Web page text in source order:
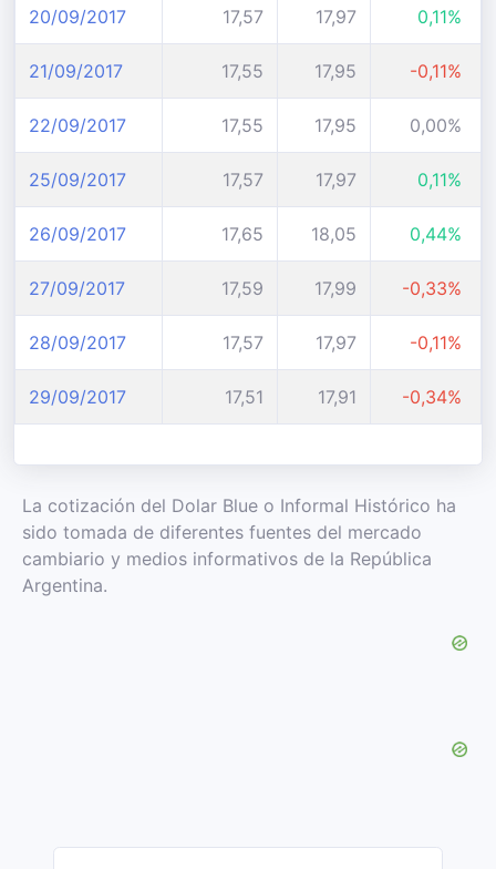
20/09/2017 17,57 17,97 0,11%
21/09/2017 17,55 17,95 -0,11%
22/09/2017 17,55 17,95 0,00%
25/09/2017 17,57 17,97 0,11%
26/09/2017 17,65 18,05 0,44%
27/09/2017 17,59 17,99 -0,33%
28/09/2017 17,57 17,97 -0,11%
29/09/2017 17,51 17,91 -0,34%
La cotización del Dolar Blue o Informal Histórico ha
sido tomada de diferentes fuentes del mercado
cambiario y medios informativos de la República
Argentina.